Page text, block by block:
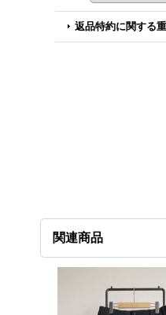
返品特約に関する
関連商品